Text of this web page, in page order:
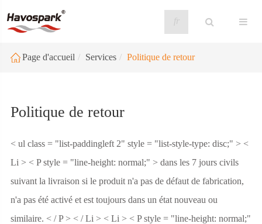
fr
Page d'accueil Services Politique de retour
Politique de retour
< ul class = "list-paddingleft 2" style = "list-style-type: disc;" > <
Li > < P style = "line-height: normal;" > dans les 7 jours civils
suivant la livraison si le produit n'a pas de défaut de fabrication,
n'a pas été activé et est toujours dans un état nouveau ou
similaire. < / P > < / Li > < Li > < P style = "line-height: normal;"